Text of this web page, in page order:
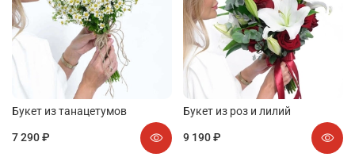
Букет из танацетумов
7 290 ₽
Букет из роз и лилий
9 190 ₽